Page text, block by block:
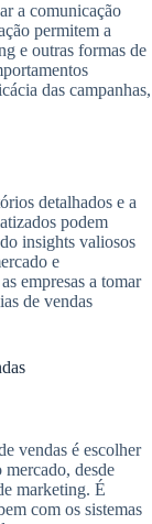
a comunicação
permitem a
e outras formas de
das campanhas,
detalhados e a
podem
insights valiosos
e
empresas a tomar
de vendas
vendas é escolher
mercado, desde
marketing. É
com os sistemas